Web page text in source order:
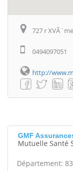
727 r
0494097051
http://
GMF
Mutuelle Santé
Département: 83